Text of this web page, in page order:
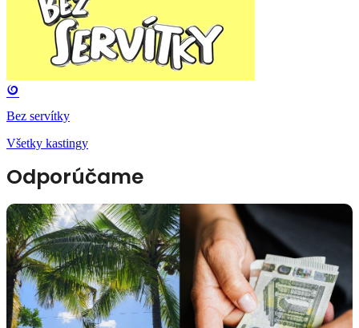
Bez servítky
Všetky kastingy
Odporúčame